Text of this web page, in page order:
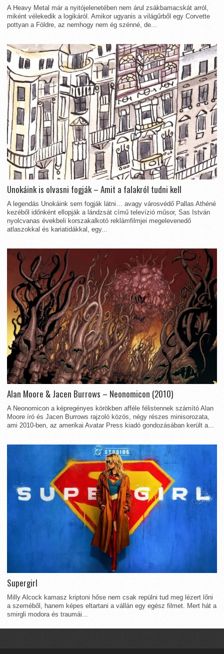
A Heavy Metal már a nyitójelenetében nem árul zsákbamacskát arról,
miként vélekedik a logikáról. Amikor ugyanis a világűrből egy Corvette
pottyan a Földre, az nemhogy nem ég szénné, de...
Unokáink is olvasni fogják – Amit a falakról tudni kell
A legendás Unokáink sem fogják látni… avagy városvédő Pallas Athéné
kezéből időnként ellopják a lándzsát című televízió műsor, Sas István
nyolcvanas évekbeli korszakalkotó reklámfilmjei megelevenedő
atlaszokkal és kariatidákkal, egy...
Alan Moore & Jacen Burrows – Neonomicon (2010)
A Neonomicon a képregényes körökben afféle félistennek számító Alan
Moore író és Jacen Burrows rajzoló közös, négy részes minisorozata,
ami 2010-ben, az amerikai Avatar Press kiadó gondozásában került a...
Supergirl
Milly Alcock kamasz kriptoni hőse nem csak repülni tud meg lézert lőni
a szeméből, hanem képes eltartani a vállán egy egész filmet. Mert hát a
smirgli modora és traumái...